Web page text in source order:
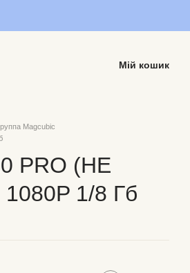
Мій кошик
Magcubic
PRO (НЕ
1080P 1/8 Гб